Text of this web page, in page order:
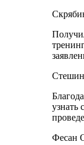
узнать
Фесан